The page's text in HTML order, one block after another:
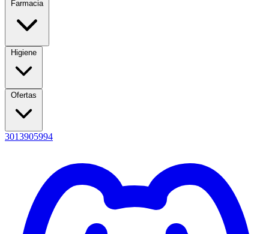
Farmacia
Higiene
Ofertas
3013905994